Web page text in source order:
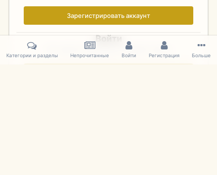
Зарегистрировать аккаунт
Войти
Уже зарегистрированы? Войдите здесь.
Категории и разделы Непрочитанные Войти Регистрация Больше